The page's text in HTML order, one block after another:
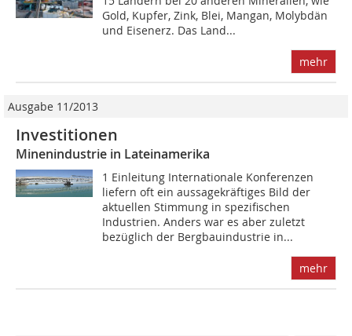
Gold, Kupfer, Zink, Blei, Mangan, Molybdän
und Eisenerz. Das Land...
mehr
Ausgabe 11/2013
Investitionen
Minenindustrie in Lateinamerika
1 Einleitung Internationale Konferenzen
liefern oft ein aussagekräftiges Bild der
aktuellen Stimmung in spezifischen
Industrien. Anders war es aber zuletzt
bezüglich der Bergbauindustrie in...
mehr